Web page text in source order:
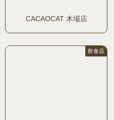
CACAOCAT 木場店
飲食店